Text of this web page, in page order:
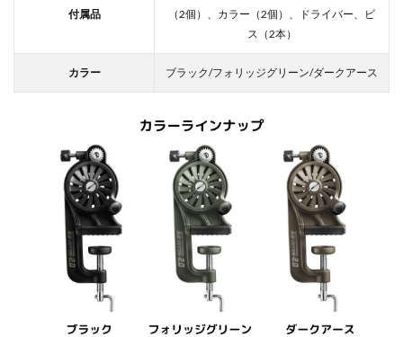
付属品
（2個）、カラー（2個）、ドライバー、ビ
ス（2本）
カラー ブラック/フォリッジグリーン/ダークアース